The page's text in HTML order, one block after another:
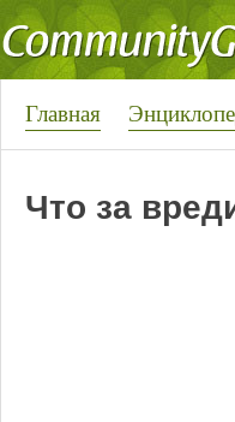
Главная
Что за